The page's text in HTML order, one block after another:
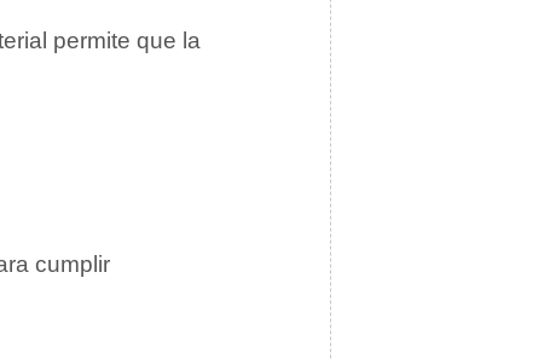
permite que la
cumplir